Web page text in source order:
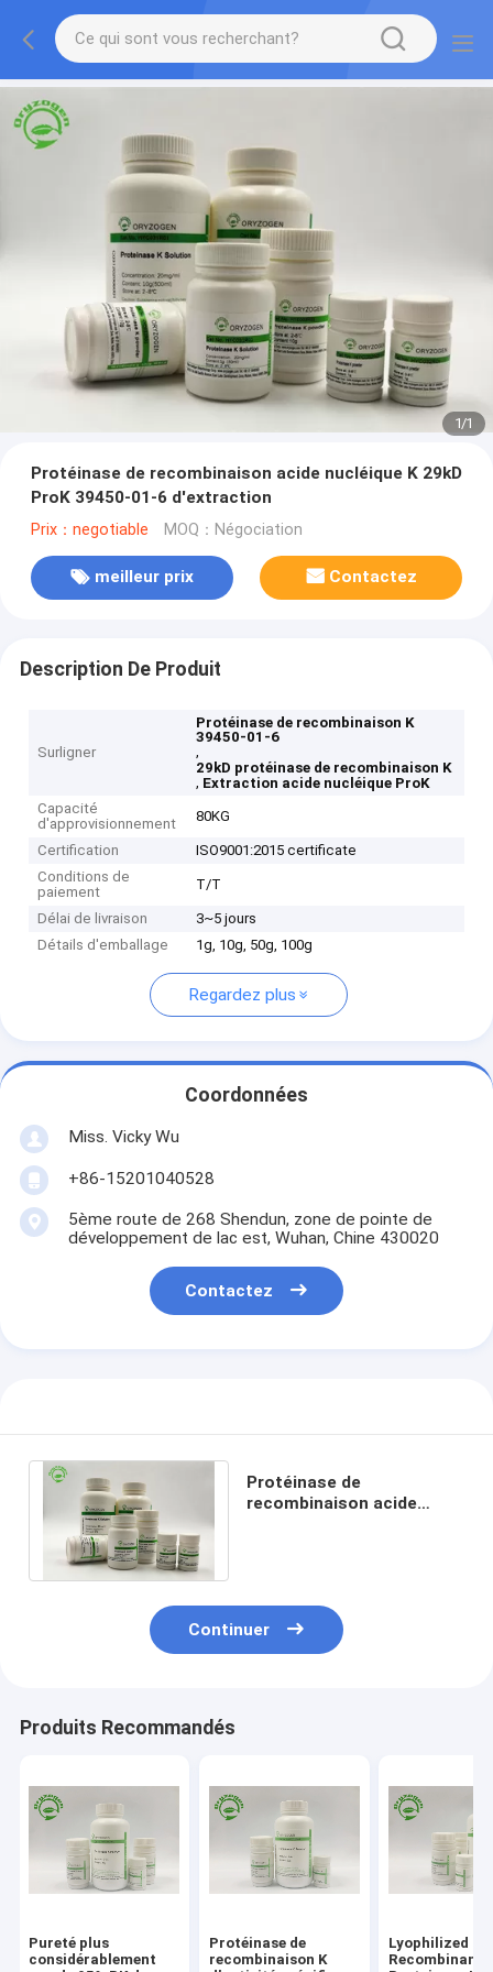
1/1
Protéinase de recombinaison acide nucléique K 29kD
ProK 39450-01-6 d'extraction
Prix：negotiable MOQ：Négociation
meilleur prix Contactez
Description De Produit
Surligner
Protéinase de recombinaison K
39450-01-6
,
29kD protéinase de recombinaison K
, Extraction acide nucléique ProK
Capacité
d'approvisionnement
80KG
Certification
ISO9001:2015 certificate
Conditions de
paiement
T/T
Délai de livraison
3~5 jours
Détails d'emballage
1g, 10g, 50g, 100g
Regardez plus
Coordonnées
Miss. Vicky Wu
+86-15201040528
5ème route de 268 Shendun, zone de pointe de
développement de lac est, Wuhan, Chine 430020
Contactez
Protéinase de
recombinaison acide
Continuer
Produits Recommandés
Pureté plus
considérablement
Protéinase de
recombinaison K
Lyophilized
Recombinant